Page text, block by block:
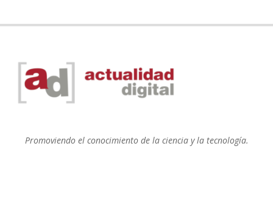
Promoviendo el conocimiento de la ciencia y la tecnología.